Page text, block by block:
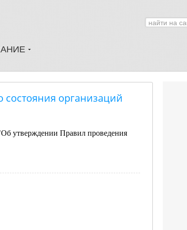
организаций
утверждении Правил проведения